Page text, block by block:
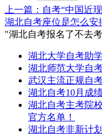
上一篇：自考“中国近
湖北自考座位是怎么安
"湖北自考报名了不去
湖北大学自考助
湖北师范大学自
武汉主流正规自
湖北自考10月成
湖北自考主考院
官方名单！
湖北自考非新计